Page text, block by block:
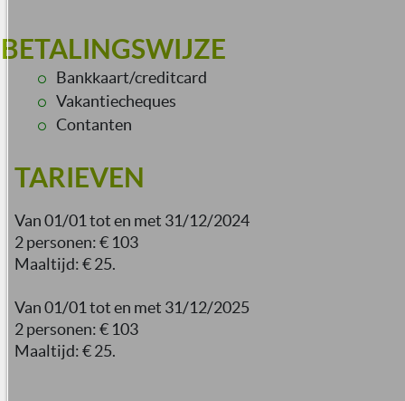
BETALINGSWIJZE
Bankkaart/creditcard
Vakantiecheques
Contanten
TARIEVEN
Van 01/01 tot en met 31/12/2024
2 personen: € 103
Maaltijd: € 25.
Van 01/01 tot en met 31/12/2025
2 personen: € 103
Maaltijd: € 25.